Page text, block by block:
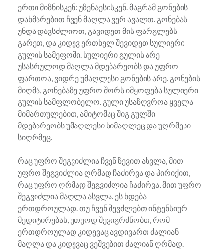
ერთი მიზნისკენ: უზენაესისკენ. მაგრამ გონების
დახმარებით ჩვენ მაღლა ვერ ავალთ. გონებას
უნდა დავსძლიოთ, გავიდეთ მის ფარგლებს
გარეთ, და კიდევ ერთხელ შევიდეთ სულიერი
გულის სამეფოში. სულიერი გულის არე
უსასრულოდ მაღლა მდებარეობს და უფრო
ფართოა, ვიდრე უმაღლესი გონების არე. გონების
მიღმა, გონებაზე უფრო შორს იმყოფება სულიერი
გულის სამფლობელო. გული უსაზღვროა ყველა
მიმართულებით, ამიტომაც შიგ გულში
მდებარეობს უმაღლესი სიმაღლეც და უღრმესი
სიღრმეც.
რაც უფრო შეგვიძლია ჩვენ ზევით ასვლა, მით
უფრო შეგვიძლია ღრმად ჩაძირვა და პირიქით,
რაც უფრო ღრმად შეგვიძლია ჩაძირვა, მით უფრო
შეგვიძლია მაღლა ასვლა. ეს ხდება
ერთდროულად. თუ ჩვენ შევძლებთ ინტენსიურ
მედიტირებას, უთუოდ შევიგრძნობთ, რომ
ერთდროულად კიდევაც ავდივართ ძალიან
მაღლა და კიდევაც ვეშვებით ძალიან ღრმად.